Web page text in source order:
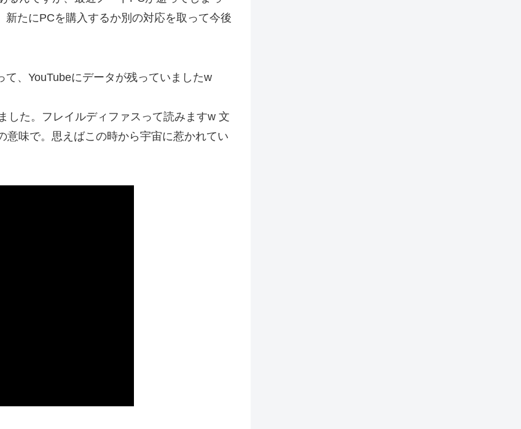
たにPCを購入するか別の対応を取って今後
、YouTubeにデータが残っていましたw
した。フレイルディファスって読みますw 文
味で。思えばこの時から宇宙に惹かれてい